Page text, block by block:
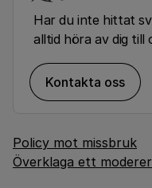
Har du inte hittat
alltid höra av dig till
Kontakta oss
Policy mot missbruk
Överklaga ett